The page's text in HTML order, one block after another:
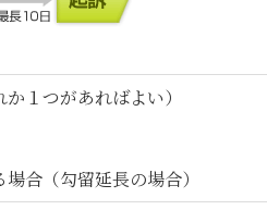
１つがあればよい）
（勾留延長の場合）